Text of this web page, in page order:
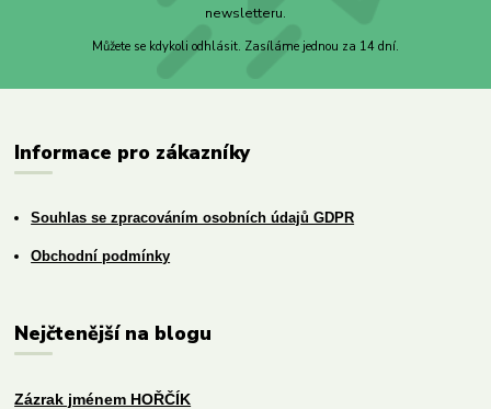
newsletteru.
Můžete se kdykoli odhlásit. Zasíláme jednou za 14 dní.
Informace pro zákazníky
Souhlas se zpracováním osobních údajů GDPR
Obchodní podmínky
Nejčtenější na blogu
Zázrak jménem HOŘČÍK